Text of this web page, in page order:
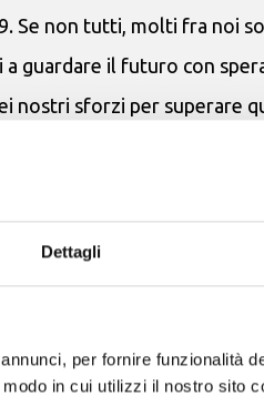
Dettagli
per fornire funzionalità
in cui utilizzi il nostro sito
Se non tutti, molti fra noi
guardare il futuro con
nostri sforzi per superare
più grande dono di Dio
voi che portate i nostri
missionarie tra le
i nostri progetti
con voi possiamo fare